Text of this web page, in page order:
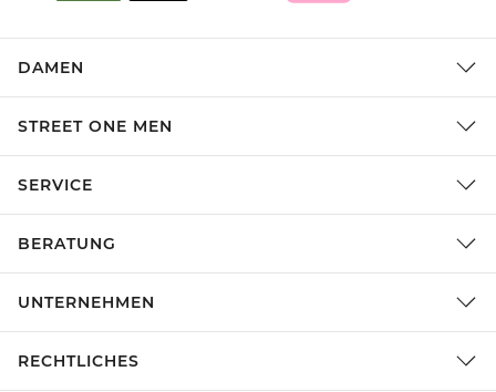
DAMEN
STREET ONE MEN
SERVICE
BERATUNG
UNTERNEHMEN
RECHTLICHES